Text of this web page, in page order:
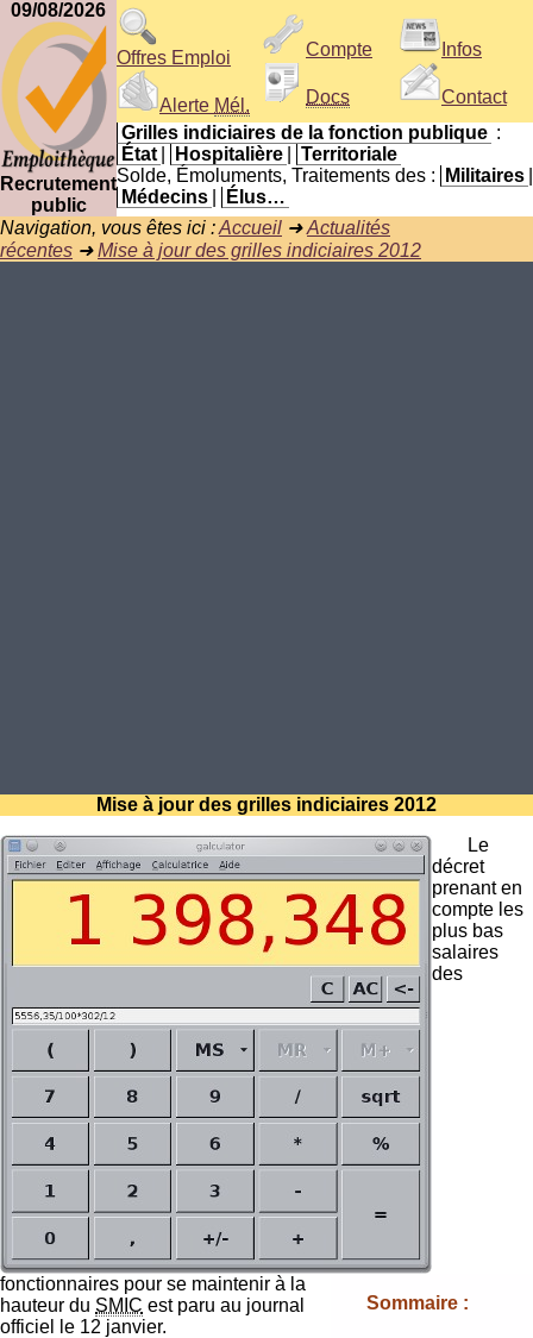
09/08/2026
Recrutement
public
Offres Emploi
Alerte Mél.
Compte
Docs
Infos
Contact
Grilles indiciaires de la fonction publique :
État
Hospitalière
Territoriale
Solde, Émoluments, Traitements des :
Militaires
Médecins
Élus…
Navigation, vous êtes ici :Accueil ➜Actualités
récentes ➜Mise à jour des grilles indiciaires 2012
Mise à jour des grilles indiciaires 2012
Sommaire :
Le
décret
prenant en
compte les
plus bas
salaires
des
fonctionnaires pour se maintenir à la
hauteur du SMIC est paru au journal
officiel le 12 janvier.